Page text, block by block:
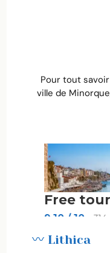
Pour tout
ville de
〰️ Lithica